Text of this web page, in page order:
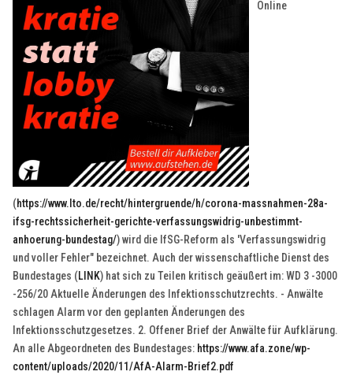
Online
(https://www.lto.de/recht/hintergruende/h/corona-massnahmen-28a-
ifsg-rechtssicherheit-gerichte-verfassungswidrig-unbestimmt-
anhoerung-bundestag/) wird die IfSG-Reform als 'Verfassungswidrig
und voller Fehler" bezeichnet. Auch der wissenschaftliche Dienst des
Bundestages (LINK) hat sich zu Teilen kritisch geäußert im: WD 3 -3000
-256/20 Aktuelle Änderungen des Infektionsschutzrechts. - Anwälte
schlagen Alarm vor den geplanten Änderungen des
Infektionsschutzgesetzes. 2. Offener Brief der Anwälte für Aufklärung.
An alle Abgeordneten des Bundestages: https://www.afa.zone/wp-
content/uploads/2020/11/AfA-Alarm-Brief2.pdf